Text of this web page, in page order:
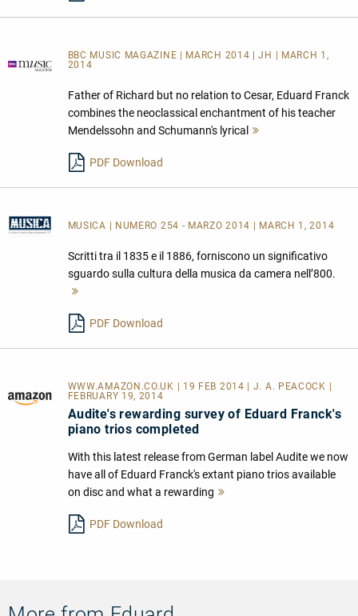
BBC MUSIC MAGAZINE | MARCH 2014 | JH | MARCH 1,
2014
Father of Richard but no relation to Cesar, Eduard Franck
combines the neoclassical enchantment of his teacher
Mendelssohn and Schumann's lyrical
PDF Download
MUSICA | NUMERO 254 - MARZO 2014 | MARCH 1, 2014
Scritti tra il 1835 e il 1886, forniscono un significativo
sguardo sulla cultura della musica da camera nell’800.
PDF Download
WWW.AMAZON.CO.UK | 19 FEB 2014 | J. A. PEACOCK |
FEBRUARY 19, 2014
Audite's rewarding survey of Eduard Franck's
piano trios completed
With this latest release from German label Audite we now
have all of Eduard Franck's extant piano trios available
on disc and what a rewarding
PDF Download